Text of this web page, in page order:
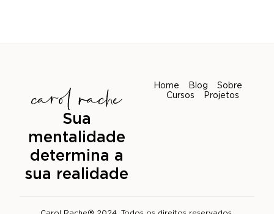
Sua
mentalidade
determina a
sua realidade
Home Blog
Sobre
Cursos
Projetos